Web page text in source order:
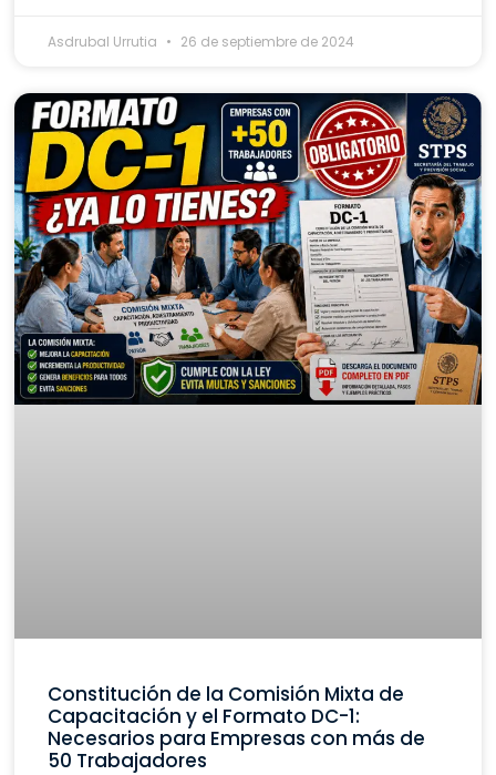
Asdrubal Urrutia 26 de septiembre de 2024
Constitución de la Comisión Mixta de
Capacitación y el Formato DC-1:
Necesarios para Empresas con más de
50 Trabajadores